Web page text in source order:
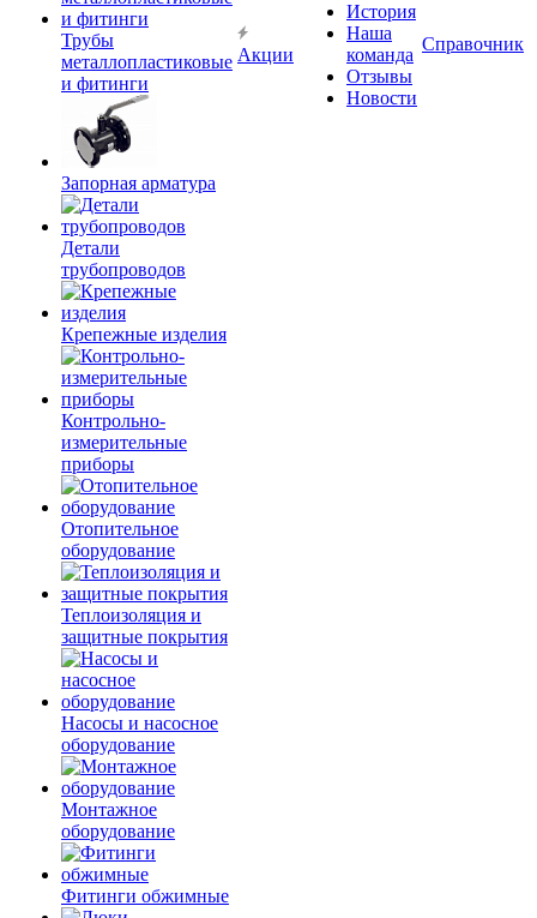
Трубы
металлопластиковые
и фитинги
Запорная арматура
Детали
трубопроводов
Крепежные изделия
Контрольно-
измерительные
приборы
Отопительное
оборудование
Теплоизоляция и
защитные покрытия
Насосы и насосное
оборудование
Монтажное
оборудование
Фитинги обжимные
Акции
История
Наша
команда
Отзывы
Новости
Справочник